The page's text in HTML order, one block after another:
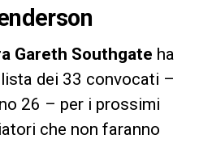
Gareth Southgate ha
dei 33 convocati –
26 – per i prossimi
che non faranno